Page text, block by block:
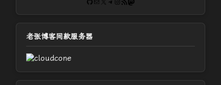
老张博客同款服务器